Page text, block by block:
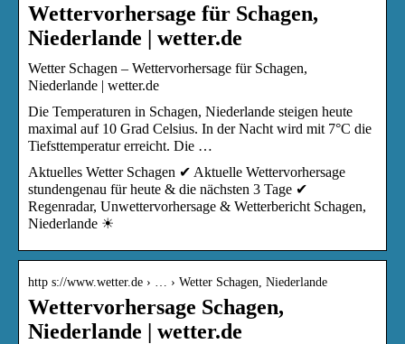
Wettervorhersage für Schagen,
Niederlande | wetter.de
Wetter Schagen – Wettervorhersage für Schagen,
Niederlande | wetter.de
Die Temperaturen in Schagen, Niederlande steigen heute
maximal auf 10 Grad Celsius. In der Nacht wird mit 7°C die
Tiefsttemperatur erreicht. Die …
Aktuelles Wetter Schagen ✔ Aktuelle Wettervorhersage
stundengenau für heute & die nächsten 3 Tage ✔
Regenradar, Unwettervorhersage & Wetterbericht Schagen,
Niederlande ☀
http s://www.wetter.de › … › Wetter Schagen, Niederlande
Wettervorhersage Schagen,
Niederlande | wetter.de